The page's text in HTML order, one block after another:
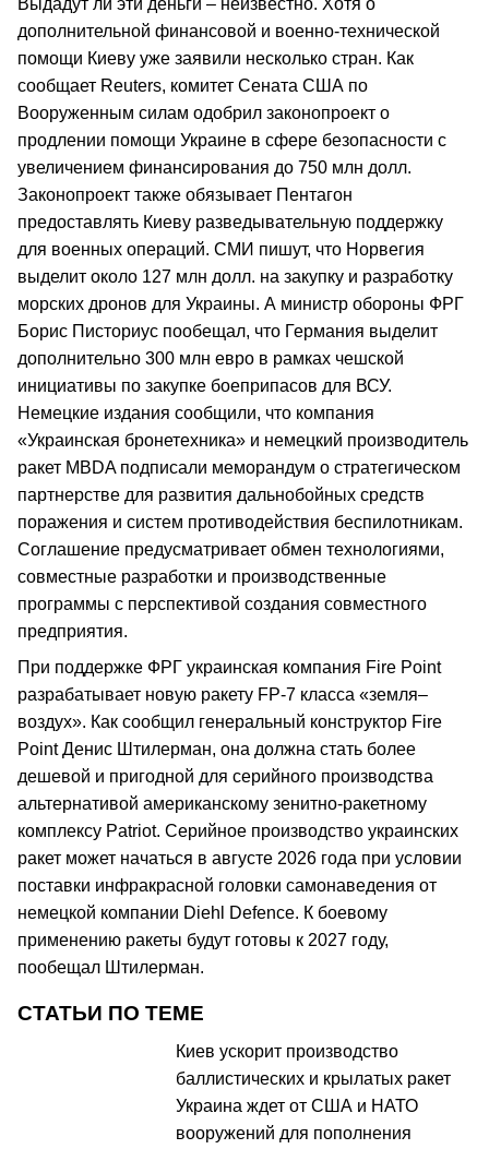
Выдадут ли эти деньги – неизвестно. Хотя о
дополнительной финансовой и военно-технической
помощи Киеву уже заявили несколько стран. Как
сообщает Reuters, комитет Сената США по
Вооруженным силам одобрил законопроект о
продлении помощи Украине в сфере безопасности с
увеличением финансирования до 750 млн долл.
Законопроект также обязывает Пентагон
предоставлять Киеву разведывательную поддержку
для военных операций. СМИ пишут, что Норвегия
выделит около 127 млн долл. на закупку и разработку
морских дронов для Украины. А министр обороны ФРГ
Борис Писториус пообещал, что Германия выделит
дополнительно 300 млн евро в рамках чешской
инициативы по закупке боеприпасов для ВСУ.
Немецкие издания сообщили, что компания
«Украинская бронетехника» и немецкий производитель
ракет MBDA подписали меморандум о стратегическом
партнерстве для развития дальнобойных средств
поражения и систем противодействия беспилотникам.
Соглашение предусматривает обмен технологиями,
совместные разработки и производственные
программы с перспективой создания совместного
предприятия.
При поддержке ФРГ украинская компания Fire Point
разрабатывает новую ракету FP-7 класса «земля–
воздух». Как сообщил генеральный конструктор Fire
Point Денис Штилерман, она должна стать более
дешевой и пригодной для серийного производства
альтернативой американскому зенитно-ракетному
комплексу Patriot. Серийное производство украинских
ракет может начаться в августе 2026 года при условии
поставки инфракрасной головки самонаведения от
немецкой компании Diehl Defence. К боевому
применению ракеты будут готовы к 2027 году,
пообещал Штилерман.
СТАТЬИ ПО ТЕМЕ
Киев ускорит производство
баллистических и крылатых ракет
Украина ждет от США и НАТО
вооружений для пополнения